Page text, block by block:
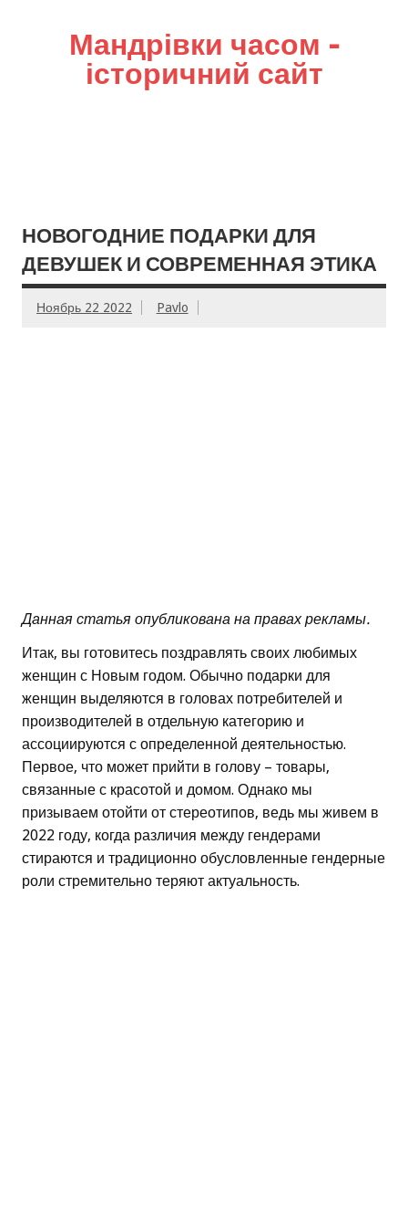
Мандрівки часом –
історичний сайт
НОВОГОДНИЕ ПОДАРКИ ДЛЯ
ДЕВУШЕК И СОВРЕМЕННАЯ ЭТИКА
Ноябрь 22 2022 Pavlo
Данная статья опубликована на правах рекламы.
Итак, вы готовитесь поздравлять своих любимых
женщин с Новым годом. Обычно подарки для
женщин выделяются в головах потребителей и
производителей в отдельную категорию и
ассоциируются с определенной деятельностью.
Первое, что может прийти в голову – товары,
связанные с красотой и домом. Однако мы
призываем отойти от стереотипов, ведь мы живем в
2022 году, когда различия между гендерами
стираются и традиционно обусловленные гендерные
роли стремительно теряют актуальность.